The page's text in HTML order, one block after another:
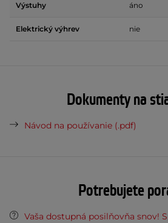
Výstuhy áno
Elektrický výhrev nie
Dokumenty na
Návod na používanie (.pdf)
Potrebujete
Vaša dostupná posilňovňa snov!